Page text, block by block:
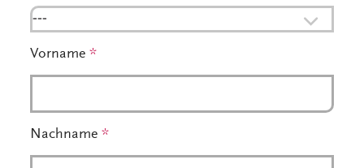
---
Vorname*
Nachname*